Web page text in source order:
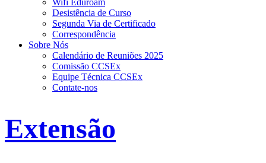
Wifi Eduroam
Desistência de Curso
Segunda Via de Certificado
Correspondência
Sobre Nós
Calendário de Reuniões 2025
Comissão CCSEx
Equipe Técnica CCSEx
Contate-nos
Extensão